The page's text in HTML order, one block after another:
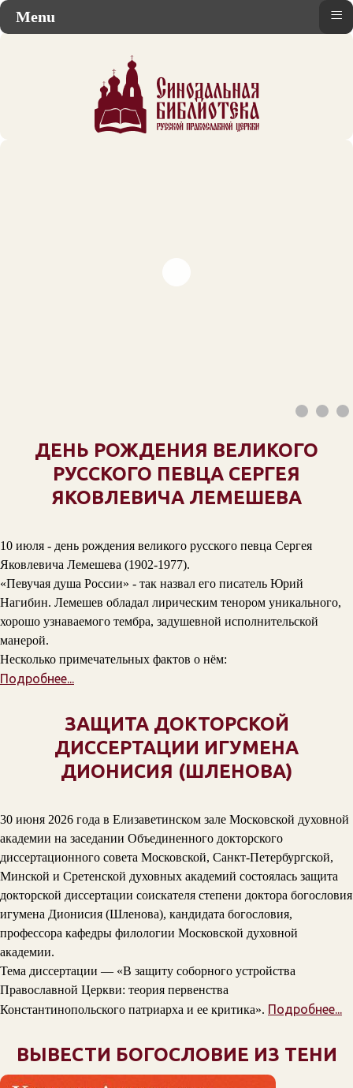
ДЕНЬ РОЖДЕНИЯ ВЕЛИКОГО
РУССКОГО ПЕВЦА СЕРГЕЯ
ЯКОВЛЕВИЧА ЛЕМЕШЕВА
10 июля - день рождения великого русского певца Сергея
Яковлевича Лемешева (1902-1977).
«Певучая душа России» - так назвал его писатель Юрий
Нагибин. Лемешев обладал лирическим тенором уникального,
хорошо узнаваемого тембра, задушевной исполнительской
манерой.
Несколько примечательных фактов о нём:
Подробнее...
ЗАЩИТА ДОКТОРСКОЙ
ДИССЕРТАЦИИ ИГУМЕНА
ДИОНИСИЯ (ШЛЕНОВА)
30 июня 2026 года в Елизаветинском зале Московской духовной
академии на заседании Объединенного докторского
диссертационного совета Московской, Санкт-Петербургской,
Минской и Сретенской духовных академий состоялась защита
докторской диссертации соискателя степени доктора богословия
игумена Дионисия (Шленова), кандидата богословия,
профессора кафедры филологии Московской духовной
академии.
Тема диссертации — «В защиту соборного устройства
Православной Церкви: теория первенства
Константинопольского патриарха и ее критика». Подробнее...
ВЫВЕСТИ БОГОСЛОВИЕ ИЗ ТЕНИ
Menu ≡